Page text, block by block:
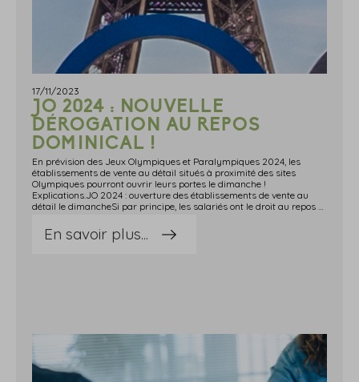
17/11/2023
JO 2024 : NOUVELLE
DÉROGATION AU REPOS
DOMINICAL !
En prévision des Jeux Olympiques et Paralympiques 2024, les
établissements de vente au détail situés à proximité des sites
Olympiques pourront ouvrir leurs portes le dimanche !
Explications.JO 2024 : ouverture des établissements de vente au
détail le dimancheSi par principe, les salariés ont le droit au repos hebdomadaire obligatoire généralement fixé le dimanche, la loi peut prévoir des dérogations permettant de fixer ce jour de repos un autre jour.Et justement, pendant les Jeux Olympiques et Paralympiques 2024, les établissements de vente au détail vont pouvoir ouvrir le dimanche !Cette possibilité reste toutefois limitée dans l'espace et dans le temps.Limitée dans l'espace d'abord : seuls les établissements de vente au détail situés dans les villes d'implantation des sites de compétition ou à proximité de ces dernières sont concernés.Dans le temps, ensuite : les autorisations d'ouverture en raison « de l'affluence exceptionnelle attendue de touristes et de travailleurs » ne seront possibles qu'entre le 15 juin et le 30 septembre 2024.Le préfet reste le seul à même d'autoriser l'ouverture : au-delà des demandes d'autorisation individuelles, il pourra également, après consultation des acteurs locaux (mairies ou organisations professionnelles notamment) donner, par arrêté, une autorisation générale d'ouverture pour plusieurs établissements situés dans les zones concernées.Seuls les salariés volontaires pourront travailler les dimanches. Pour cela, ils devront impérativement donner leur accord au travail dominical par écrit à leur employeur.Notez qu'un salarié peut revenir sur sa décision de travailler le dimanche à la seule condition d'en informer son employeur dans un délai de 10 jours, à compter de son acceptation.Précisons également que cette possibilité d'ouverture dominicale coexiste avec les autres dispositifs existants et déjà en vigueur permettant aux commerces de vente au détail d'ouvrir le dimanche. Sources : Article 25 de la loi no 2023-380 du 19 mai 2023 relative aux jeux Olympiques et Paralympiques de 2024 et portant diverses autres dispositions Actualité Entreprendre.service-public.fr du 10 novembre 2023 : « JO 2024 : possibilité pour les commerces situés près des sites d'ouvrir le dimanche »JO 2024 : nouvelle dérogation au repos dominical ! - © Copyright WebLex
En savoir plus...